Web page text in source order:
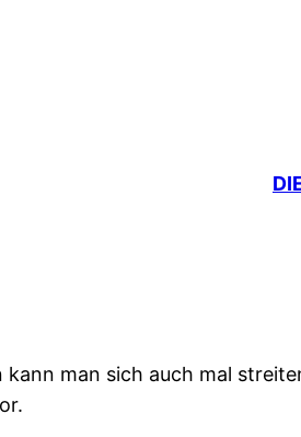
kann man sich auch mal